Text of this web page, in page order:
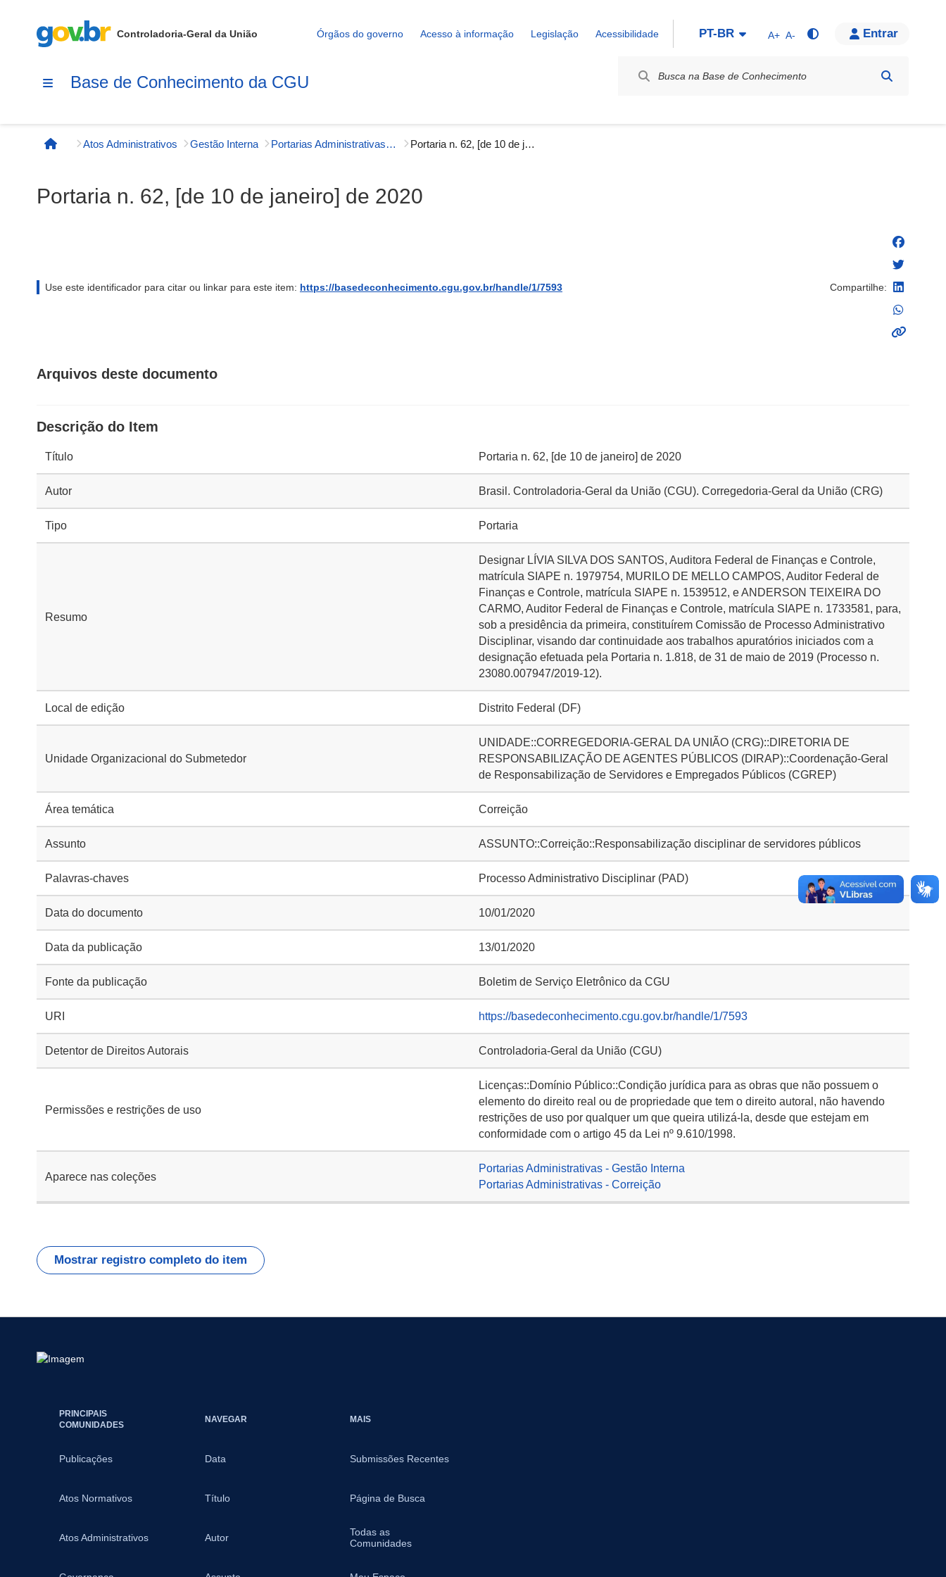
Controladoria-Geral da União Órgãos do governo Acesso à informação Legislação Acessibilidade PT-BR A+ A- Entrar
Base de Conhecimento da CGU
Página inicial
Atos Administrativos Gestão Interna Portarias Administrativas - Gestão Interna Portaria n. 62, [de 10 de janeiro] de 2020
Portaria n. 62, [de 10 de janeiro] de 2020
Use este identificador para citar ou linkar para este item: https://basedeconhecimento.cgu.gov.br/handle/1/7593 Compartilhe:
Arquivos deste documento
Descrição do Item
Título Portaria n. 62, [de 10 de janeiro] de 2020
Autor Brasil. Controladoria-Geral da União (CGU). Corregedoria-Geral da União (CRG)
Tipo Portaria
Resumo
Designar LÍVIA SILVA DOS SANTOS, Auditora Federal de Finanças e Controle,
matrícula SIAPE n. 1979754, MURILO DE MELLO CAMPOS, Auditor Federal de
Finanças e Controle, matrícula SIAPE n. 1539512, e ANDERSON TEIXEIRA DO
CARMO, Auditor Federal de Finanças e Controle, matrícula SIAPE n. 1733581, para,
sob a presidência da primeira, constituírem Comissão de Processo Administrativo
Disciplinar, visando dar continuidade aos trabalhos apuratórios iniciados com a
designação efetuada pela Portaria n. 1.818, de 31 de maio de 2019 (Processo n.
23080.007947/2019-12).
Local de edição Distrito Federal (DF)
Unidade Organizacional do Submetedor
UNIDADE::CORREGEDORIA-GERAL DA UNIÃO (CRG)::DIRETORIA DE
RESPONSABILIZAÇÃO DE AGENTES PÚBLICOS (DIRAP)::Coordenação-Geral
de Responsabilização de Servidores e Empregados Públicos (CGREP)
Área temática Correição
Assunto ASSUNTO::Correição::Responsabilização disciplinar de servidores públicos
Palavras-chaves Processo Administrativo Disciplinar (PAD)
Data do documento 10/01/2020
Data da publicação 13/01/2020
Fonte da publicação Boletim de Serviço Eletrônico da CGU
URI https://basedeconhecimento.cgu.gov.br/handle/1/7593
Detentor de Direitos Autorais Controladoria-Geral da União (CGU)
Permissões e restrições de uso
Licenças::Domínio Público::Condição jurídica para as obras que não possuem o
elemento do direito real ou de propriedade que tem o direito autoral, não havendo
restrições de uso por qualquer um que queira utilizá-la, desde que estejam em
conformidade com o artigo 45 da Lei nº 9.610/1998.
Aparece nas coleções
Portarias Administrativas - Gestão Interna
Portarias Administrativas - Correição
Mostrar registro completo do item
PRINCIPAIS
COMUNIDADES
Publicações
Atos Normativos
Atos Administrativos
NAVEGAR
Data
Título
Autor
MAIS
Submissões Recentes
Página de Busca
Todas as
Comunidades